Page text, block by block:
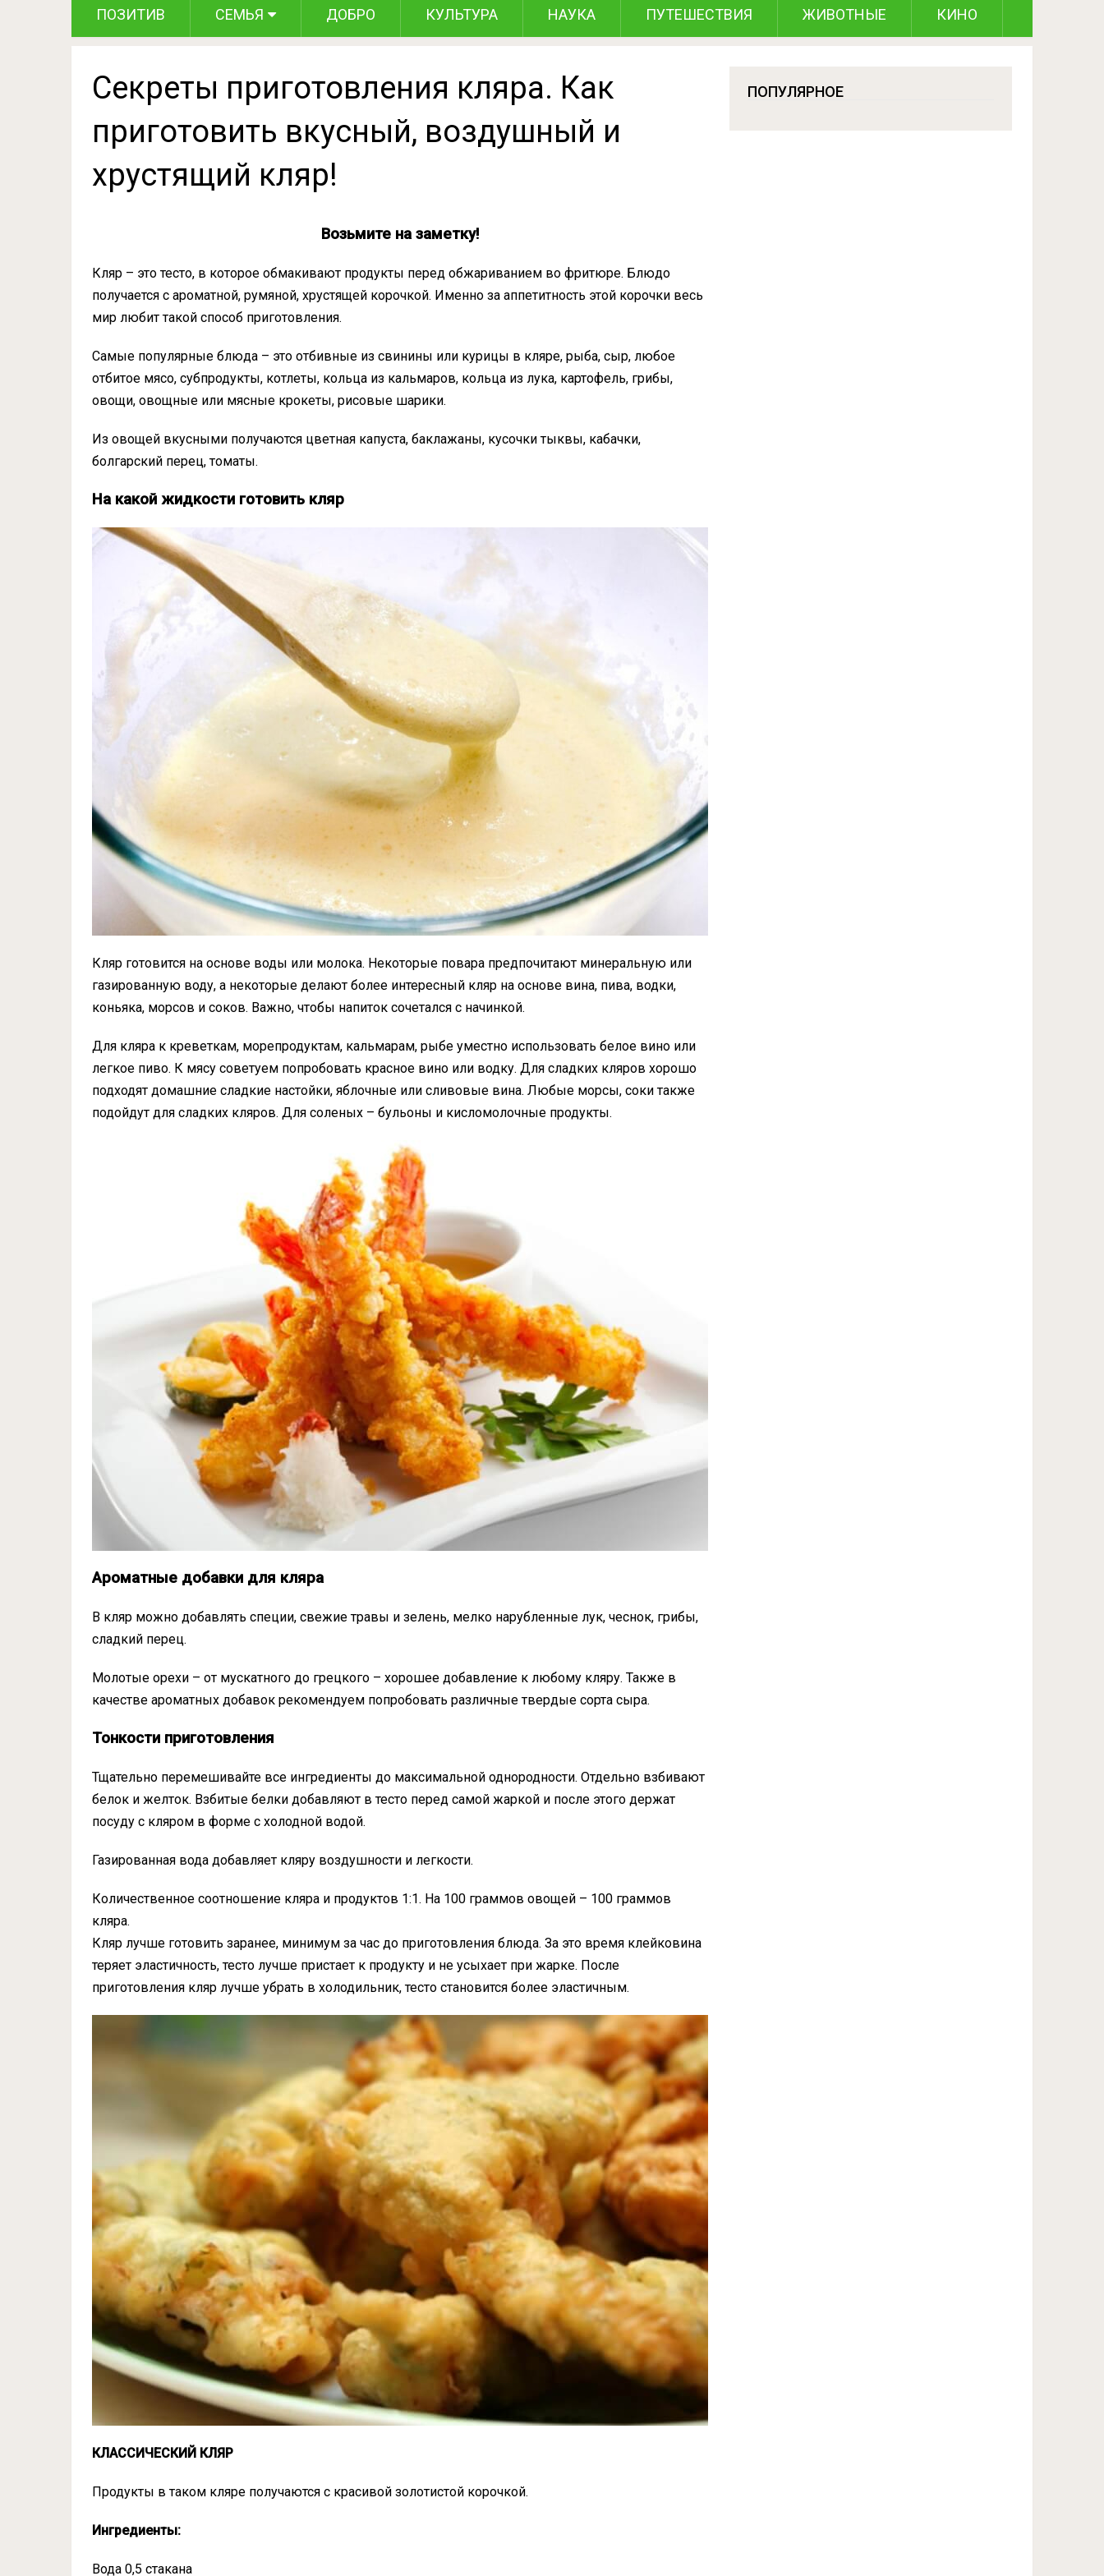
ПОЗИТИВ СЕМЬЯ ДОБРО КУЛЬТУРА НАУКА ПУТЕШЕСТВИЯ ЖИВОТНЫЕ КИНО
Секреты приготовления кляра. Как
приготовить вкусный, воздушный и
хрустящий кляр!
Возьмите на заметку!
Кляр – это тесто, в которое обмакивают продукты перед обжариванием во фритюре. Блюдо
получается с ароматной, румяной, хрустящей корочкой. Именно за аппетитность этой корочки весь
мир любит такой способ приготовления.
Самые популярные блюда – это отбивные из свинины или курицы в кляре, рыба, сыр, любое
отбитое мясо, субпродукты, котлеты, кольца из кальмаров, кольца из лука, картофель, грибы,
овощи, овощные или мясные крокеты, рисовые шарики.
Из овощей вкусными получаются цветная капуста, баклажаны, кусочки тыквы, кабачки,
болгарский перец, томаты.
На какой жидкости готовить кляр
Кляр готовится на основе воды или молока. Некоторые повара предпочитают минеральную или
газированную воду, а некоторые делают более интересный кляр на основе вина, пива, водки,
коньяка, морсов и соков. Важно, чтобы напиток сочетался с начинкой.
Для кляра к креветкам, морепродуктам, кальмарам, рыбе уместно использовать белое вино или
легкое пиво. К мясу советуем попробовать красное вино или водку. Для сладких кляров хорошо
подходят домашние сладкие настойки, яблочные или сливовые вина. Любые морсы, соки также
подойдут для сладких кляров. Для соленых – бульоны и кисломолочные продукты.
Ароматные добавки для кляра
В кляр можно добавлять специи, свежие травы и зелень, мелко нарубленные лук, чеснок, грибы,
сладкий перец.
Молотые орехи – от мускатного до грецкого – хорошее добавление к любому кляру. Также в
качестве ароматных добавок рекомендуем попробовать различные твердые сорта сыра.
Тонкости приготовления
Тщательно перемешивайте все ингредиенты до максимальной однородности. Отдельно взбивают
белок и желток. Взбитые белки добавляют в тесто перед самой жаркой и после этого держат
посуду с кляром в форме с холодной водой.
Газированная вода добавляет кляру воздушности и легкости.
Количественное соотношение кляра и продуктов 1:1. На 100 граммов овощей – 100 граммов
кляра.
Кляр лучше готовить заранее, минимум за час до приготовления блюда. За это время клейковина
теряет эластичность, тесто лучше пристает к продукту и не усыхает при жарке. После
приготовления кляр лучше убрать в холодильник, тесто становится более эластичным.
КЛАССИЧЕСКИЙ КЛЯР
Продукты в таком кляре получаются с красивой золотистой корочкой.
Ингредиенты:
Вода 0,5 стакана
ПОПУЛЯРНОЕ